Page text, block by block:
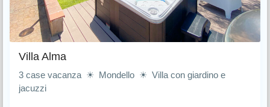
Villa Alma
3 case vacanza ☀ Mondello ☀ Villa con giardino e
jacuzzi